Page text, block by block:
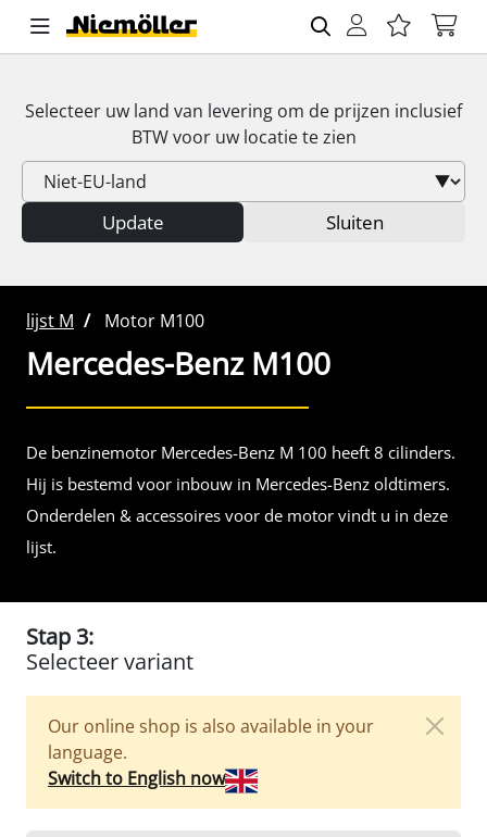
Selecteer uw land van levering om de prijzen inclusief
BTWvoor uw locatie te zien
Update Sluiten
lijst M Motor M100
Mercedes-Benz M100
De benzinemotor Mercedes-Benz M 100 heeft 8 cilinders.
Hij is bestemd voor inbouw in Mercedes-Benz oldtimers.
Onderdelen & accessoires voor de motor vindt u in deze
lijst.
Stap 3:
Selecteer variant
Our online shop is also available in your
language.
Switch to English now